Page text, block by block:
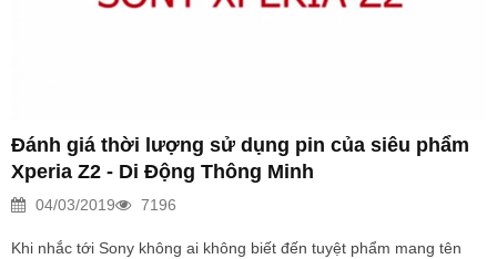
Đánh giá thời lượng sử dụng pin của siêu phẩm
Xperia Z2 - Di Động Thông Minh
04/03/2019 7196
Khi nhắc tới Sony không ai không biết đến tuyệt phẩm mang tên